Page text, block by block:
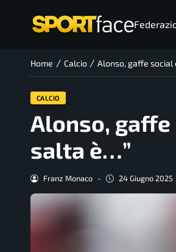
Home / Calcio / Alonso, gaffe social
CALCIO
Alonso, gaffe
salta è…”
Franz Monaco - 24 Giugno 2025